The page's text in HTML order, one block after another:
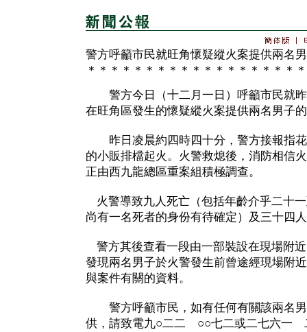
警方呼籲市民就旺角懷疑縱火案提供兩名
＊＊＊＊＊＊＊＊＊＊＊＊＊＊＊＊＊＊
警方今日（十二月一日）呼籲市民就昨
在旺角區發生的懷疑縱火案提供兩名男子
昨日凌晨約四時四十分，警方接報指花
的小販排檔起火。火警救熄後，消防相信
正由西九龍總區重案組積極調查。
火警導致九人死亡（包括年齡介乎二十
尚有一名死者的身份有待確定）及三十四
警方其後查看一段由一部裝設在現場附
發現兩名男子於火警發生前曾途經現場附
與案件有關的資料。
警方呼籲市民，如有任何有關該兩名男
供，請致電九○二二 ○○七二或二七六一